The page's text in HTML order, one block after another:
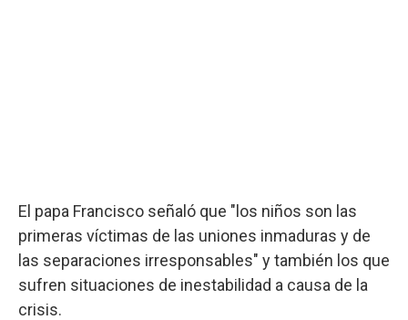
El papa Francisco señaló que "los niños son las
primeras víctimas de las uniones inmaduras y de
las separaciones irresponsables" y también los que
sufren situaciones de inestabilidad a causa de la
crisis.